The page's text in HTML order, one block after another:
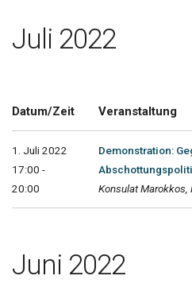
Juli 2022
Datum/Zeit Veranstaltung
1. Juli 2022
17:00 -
20:00
Demonstration:
Konsulat Marokkos,
Juni 2022